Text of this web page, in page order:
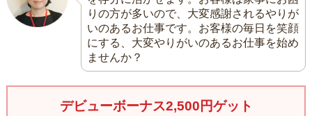
りの方が多いので、大変感謝されるやりが
いのあるお仕事です。お客様の毎日を笑顔
にする、大変やりがいのあるお仕事を始め
ませんか？
デビューボーナス2,500円ゲット